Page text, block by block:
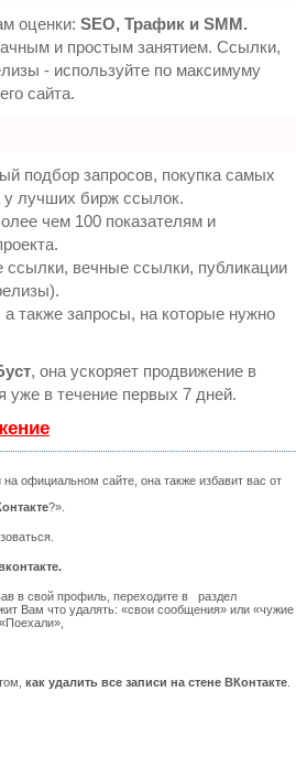
оценки: SEO, Трафик и SMM.
и простым занятием. Ссылки,
- используйте по максимуму
сайта.
подбор запросов, покупка самых
у лучших бирж ссылок.
чем 100 показателям и
вечные ссылки, публикации
также запросы, на которые нужно
, она ускоряет продвижение в
уже в течение первых 7 дней.
официальном сайте, она также избавит вас от
?».
в свой профиль, переходите в раздел
Вам что удалять: «свои сообщения» или «чужие
как удалить все записи на стене ВКонтакте